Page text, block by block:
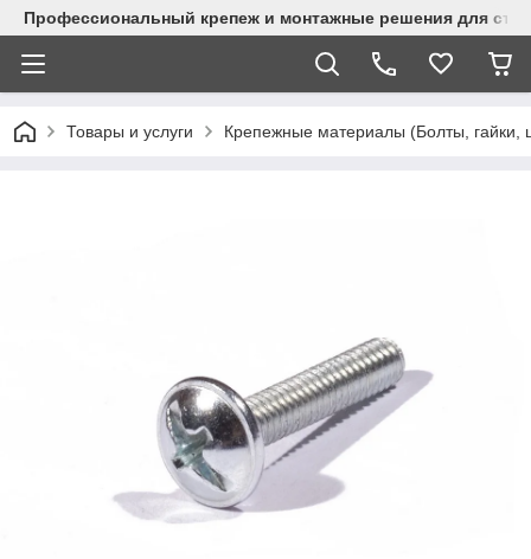
Профессиональный крепеж и монтажные решения для
Товары и услуги Крепежные материалы (Болты, гайки,